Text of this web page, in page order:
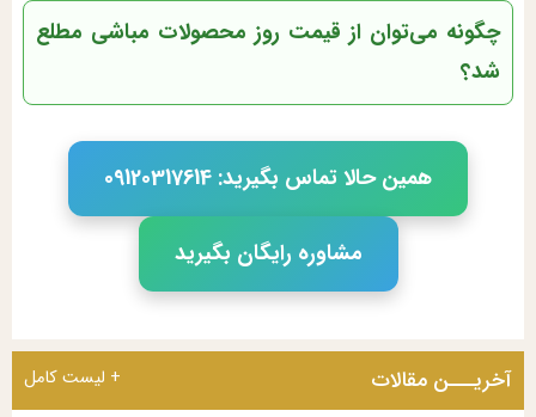
چگونه می‌توان از قیمت روز محصولات مباشی مطلع
شد؟
همین حالا تماس بگیرید: 09120317614
مشاوره رایگان بگیرید
آخریـــن مقالات + لیست کامل